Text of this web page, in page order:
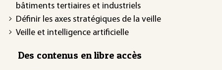
bâtiments tertiaires et industriels
Définir les axes stratégiques de la veille
Veille et intelligence artificielle
Des contenus en libre accès